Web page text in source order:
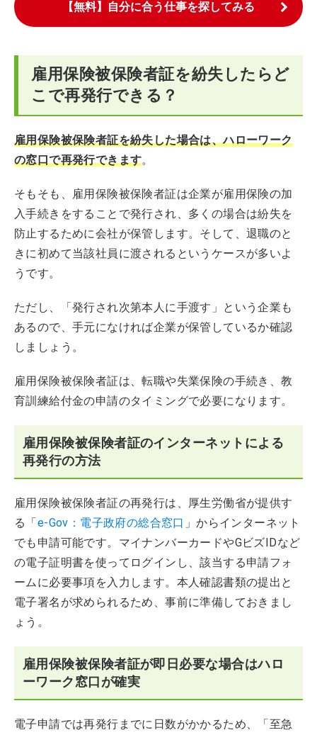
【無料】自分に合う仕事を探してみる
雇用保険被保険者証を紛失したらど
こで再発行できる？
雇用保険被保険者証を紛失した場合は、ハローワーク
の窓口で再発行できます。
そもそも、雇用保険被保険者証は企業が雇用保険の加
入手続きをすることで発行され、多くの場合は紛失を
防止するために会社が保管します。そして、退職のと
きに初めて当該社員に渡されるというケースが多いよ
うです。
ただし、「発行され次第本人に手渡す」という企業も
あるので、手元になければ企業が保管しているか確認
しましょう。
雇用保険被保険者証は、転職や失業保険の手続き、教
育訓練給付金の申請のタイミングで必要になります。
雇用保険被保険者証のインターネットによる
再発行の方法
雇用保険被保険者証の再発行は、厚生労働省が提供す
る「e-Gov：電子政府の総合窓口 」からインターネット
でも申請可能です。マイナンバーカードやGビズIDなど
の電子証明書を使ってログインし、該当する申請フォ
ームに必要事項を入力します。本人確認書類の提出と
電子署名が求められるため、事前に準備しておきまし
ょう。
雇用保険被保険者証が即日必要な場合はハロ
ーワーク窓口が確実
電子申請では再発行までに日数がかかるため、「至急